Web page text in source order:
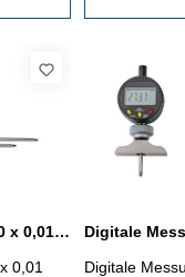
70 und 100
Messbereich:
mmAnschlag:
Digitale Messuhr 10 x 0,01 mm mit rundem Anschlag Ø 40 mm
0,01
Digitale